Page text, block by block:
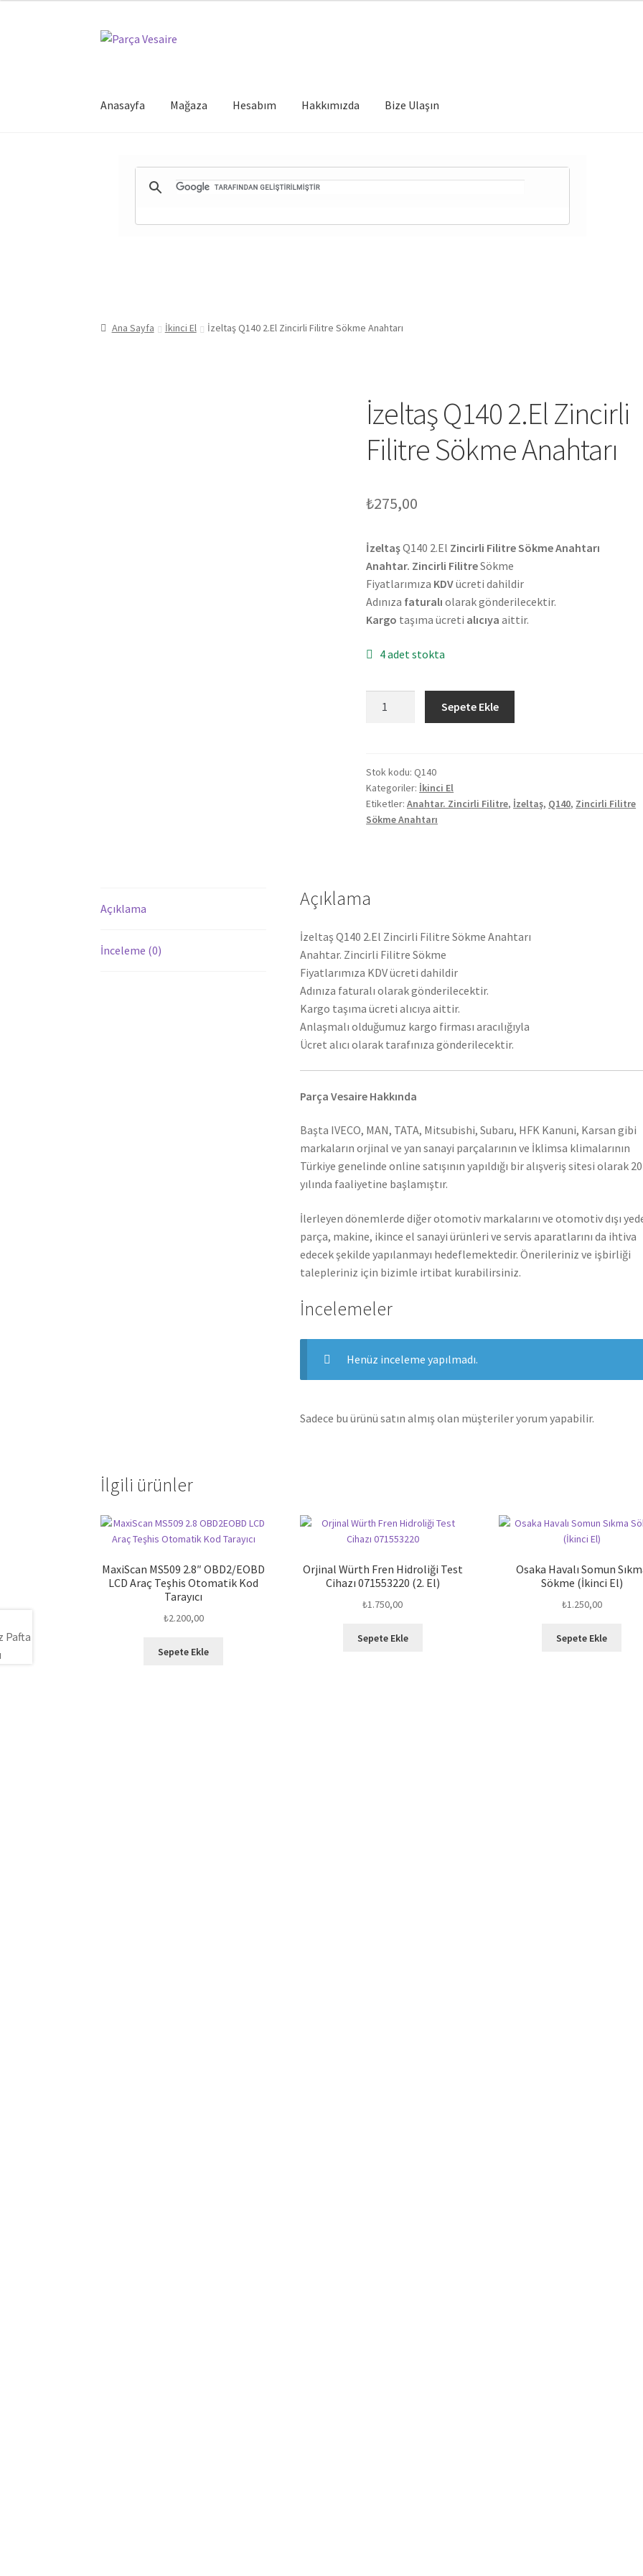
Dolaşıma
İçeriğe
Anasayfa Mağaza Hesabım Hakkımızda Bize Ulaşın
Ana Sayfa İkinci El İzeltaş Q140 2.El Zincirli Filitre Sökme Anahtarı
İzeltaş Q140 2.El Zincirli
Filitre Sökme Anahtarı
₺275,00
İzeltaşQ140 2.El Zincirli Filitre Sökme Anahtarı
Anahtar. Zincirli FilitreSökme
Fiyatlarımıza KDVücreti dahildir
Adınıza faturalı olarak gönderilecektir.
Kargo taşıma ücreti alıcıya aittir.
4 adet stokta
Filitre
Sökme
Anahtarı
adet
Sepete Ekle
Stok kodu: Q140
Kategoriler: İkinci El
Etiketler:Anahtar. Zincirli Filitre, İzeltaş, Q140, Zincirli Filitre
Sökme Anahtarı
Açıklama
İnceleme (0)
Açıklama
İzeltaş Q140 2.El Zincirli Filitre Sökme Anahtarı
Anahtar. Zincirli Filitre Sökme
Fiyatlarımıza KDV ücreti dahildir
Adınıza faturalı olarak gönderilecektir.
Kargo taşıma ücreti alıcıya aittir.
Anlaşmalı olduğumuz kargo firması aracılığıyla
Ücret alıcı olarak tarafınıza gönderilecektir.
Parça Vesaire Hakkında
Başta IVECO, MAN, TATA, Mitsubishi, Subaru, HFK Kanuni, Karsan gibi
markaların orjinal ve yan sanayi parçalarının ve İklimsa klimalarının
Türkiye genelinde online satışının yapıldığı bir alışveriş sitesi olarak
yılında faaliyetine başlamıştır.
İlerleyen dönemlerde diğer otomotiv markalarını ve otomotiv dışı
parça, makine, ikince el sanayi ürünleri ve servis aparatlarını da ihtiva
edecek şekilde yapılanmayı hedeflemektedir. Önerileriniz ve işbirliği
talepleriniz için bizimle irtibat kurabilirsiniz.
İncelemeler
Henüz inceleme yapılmadı.
Sadece bu ürünü satın almış olan müşteriler yorum yapabilir.
İlgili ürünler
MaxiScan MS509 2.8″ OBD2/EOBD
LCD Araç Teşhis Otomatik Kod
Tarayıcı
₺2.200,00
Sepete Ekle
Orjinal Würth Fren Hidroliği Test
Cihazı 071553220 (2. El)
₺1.750,00
Sepete Ekle
Osaka Havalı Somun
Sökme (İkinci El)
₺1.250,00
Sepete Ekle